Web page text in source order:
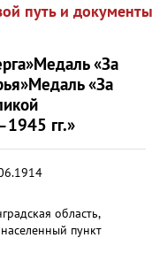
путь и документы
Медаль «За
Медаль «За
гг.»
область,
пункт